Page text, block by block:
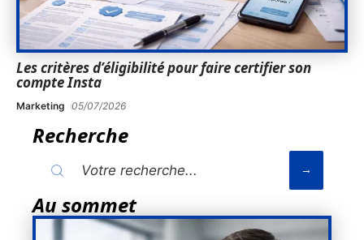
Les critères d’éligibilité pour faire certifier son
compte Insta
Marketing 05/07/2026
Recherche
Au sommet